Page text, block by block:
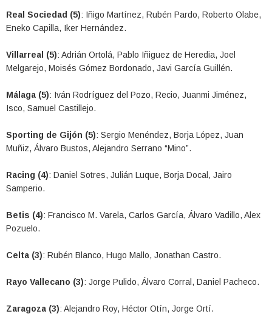
Real Sociedad (5): Iñigo Martínez, Rubén Pardo, Roberto Olabe,
Eneko Capilla, Iker Hernández.
Villarreal (5): Adrián Ortolá, Pablo Iñiguez de Heredia, Joel
Melgarejo, Moisés Gómez Bordonado, Javi García Guillén.
Málaga (5): Iván Rodríguez del Pozo, Recio, Juanmi Jiménez,
Isco, Samuel Castillejo.
Sporting de Gijón (5): Sergio Menéndez, Borja López, Juan
Muñiz, Álvaro Bustos, Alejandro Serrano “Mino”.
Racing (4): Daniel Sotres, Julián Luque, Borja Docal, Jairo
Samperio.
Betis (4): Francisco M. Varela, Carlos García, Álvaro Vadillo, Alex
Pozuelo.
Celta (3): Rubén Blanco, Hugo Mallo, Jonathan Castro.
Rayo Vallecano (3): Jorge Pulido, Álvaro Corral, Daniel Pacheco.
Zaragoza (3): Alejandro Roy, Héctor Otín, Jorge Ortí.